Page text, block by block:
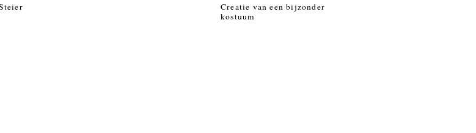
Creatie van een bijzonder
kostuum